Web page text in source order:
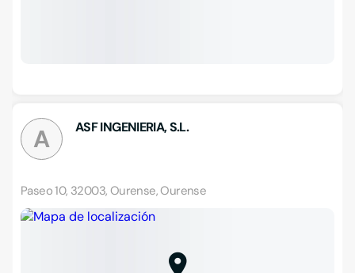
A ASF INGENIERIA, S.L.
Paseo 10, 32003, Ourense, Ourense